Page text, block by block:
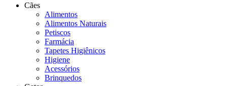
Cães
Alimentos
Alimentos Naturais
Petiscos
Farmácia
Tapetes Higiênicos
Higiene
Acessórios
Brinquedos